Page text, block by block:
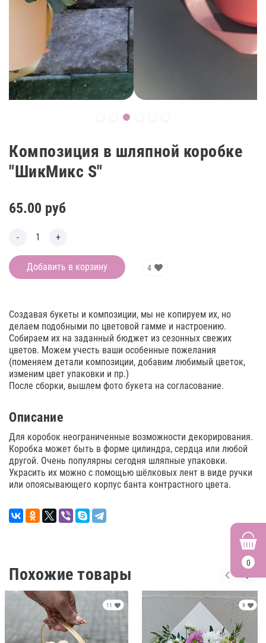
0
Композиция в шляпной коробке
"ШикМикс S"
65.00 руб
Добавить в корзину 4
Создавая букеты и композиции, мы не копируем их, но
делаем подобными по цветовой гамме и настроению.
Собираем их на заданный бюджет из сезонных свежих
цветов. Можем учесть ваши особенные пожелания
(поменяем детали композиции, добавим любимый цветок,
изменим цвет упаковки и пр.)
После сборки, вышлем фото букета на согласование.
Описание
Для коробок неограниченные возможности декорирования.
Коробка может быть в форме цилиндра, сердца или любой
другой. Очень популярны сегодня шляпные упаковки.
Украсить их можно с помощью шёлковых лент в виде ручки
или опоясывающего корпус банта контрастного цвета.
Похожие товары
11 9